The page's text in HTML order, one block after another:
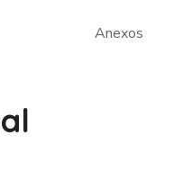
Anexos